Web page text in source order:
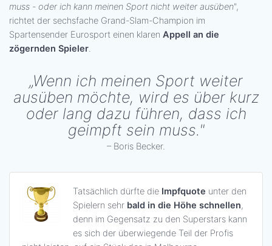
muss - oder ich kann meinen Sport nicht weiter ausüben",
richtet der sechsfache Grand-Slam-Champion im
Spartensender Eurosport einen klaren Appell an die
zögernden Spieler.
„Wenn ich meinen Sport weiter
ausüben möchte, wird es über kurz
oder lang dazu führen, dass ich
geimpft sein muss."
– Boris Becker.
Tatsächlich dürfte die Impfquote unter den
Spielern sehr bald in die Höhe schnellen,
denn im Gegensatz zu den Superstars kann
es sich der überwiegende Teil der Profis